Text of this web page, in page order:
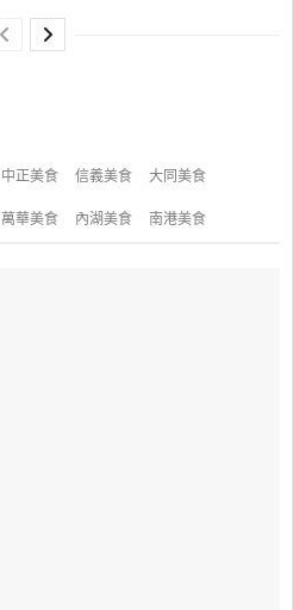
中正美食 信義美食 大同美食
萬華美食 內湖美食 南港美食